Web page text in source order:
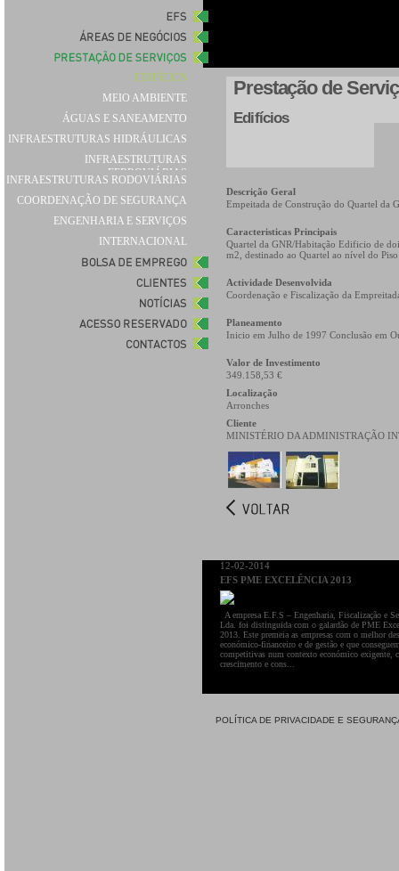
EDIFÍCIOS
MEIO AMBIENTE
ÁGUAS E SANEAMENTO
INFRAESTRUTURAS HIDRÁULICAS
INFRAESTRUTURAS
FERROVIÁRIAS
INFRAESTRUTURAS RODOVIÁRIAS
COORDENAÇÃO DE SEGURANÇA
ENGENHARIA E SERVIÇOS
INTERNACIONAL
Prestação de
Edifícios
Descrição Geral
Empeitada de Construção do Quartel da
Caracteristicas Principais
Quartel da GNR/Habitação Edificio de
m2, destinado ao Quartel ao nível do
Actividade Desenvolvida
Coordenação e Fiscalização da
Planeamento
Inicio em Julho de 1997 Conclusão em
Valor de Investimento
349.158,53 €
Localização
Arronches
Cliente
MINISTÉRIO DA ADMINISTRAÇÃO
12-02-2014
EFS PME EXCELÊNCIA 2013
A empresa E.F.S – Engenharia, Fiscalização e
Lda. foi distinguida com o galardão de PME
2013. Este premeia as empresas com o melhor
económico-financeiro e de gestão e que
competitivas num contexto económico exigente,
crescimento e cons...
POLÍTICA DE PRIVACIDADE E